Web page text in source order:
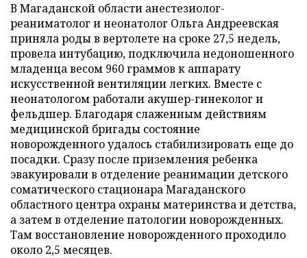
В Магаданской области анестезиолог-
реаниматолог и неонатолог Ольга Андреевская
приняла роды в вертолете на сроке 27,5 недель,
провела интубацию, подключила недоношенного
младенца весом 960 граммов к аппарату
искусственной вентиляции легких. Вместе с
неонатологом работали акушер-гинеколог и
фельдшер. Благодаря слаженным действиям
медицинской бригады состояние
новорожденного удалось стабилизировать еще до
посадки. Сразу после приземления ребенка
эвакуировали в отделение реанимации детского
соматического стационара Магаданского
областного центра охраны материнства и детства,
а затем в отделение патологии новорожденных.
Там восстановление новорожденного проходило
около 2,5 месяцев.